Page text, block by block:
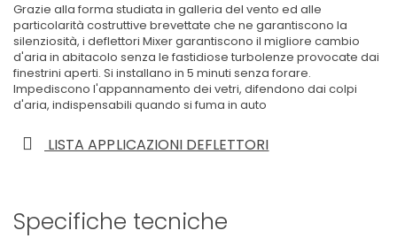
Grazie alla forma studiata in galleria del vento ed alle
particolarità costruttive brevettate che ne garantiscono la
silenziosità, i deflettori Mixer garantiscono il migliore cambio
d'aria in abitacolo senza le fastidiose turbolenze provocate dai
finestrini aperti. Si installano in 5 minuti senza forare.
Impediscono l'appannamento dei vetri, difendono dai colpi
d'aria, indispensabili quando si fuma in auto
LISTA APPLICAZIONI DEFLETTORI
Specifiche tecniche